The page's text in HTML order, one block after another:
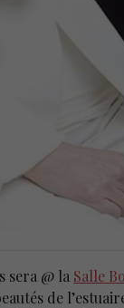
sera @ la Salle
de